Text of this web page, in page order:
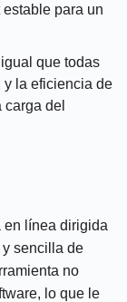
para un
que todas
y la eficiencia de
del
en línea dirigida
sencilla de
no
lo que le